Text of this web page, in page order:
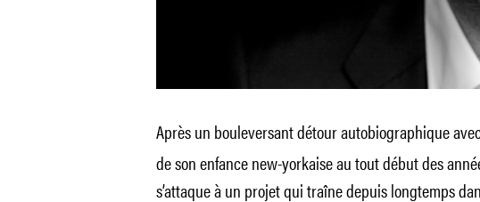
Après un bouleversant détour autobiographique
de son enfance new-yorkaise au tout début des
s’attaque à un projet qui traîne depuis longtemps